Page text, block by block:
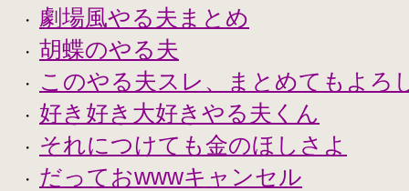
・ 劇場風やる夫まとめ
・ 胡蝶のやる夫
・ このやる夫スレ、まとめてもよろ
・ 好き好き大好きやる夫くん
・ それにつけても金のほしさよ
・ だっておwwwキャンセル